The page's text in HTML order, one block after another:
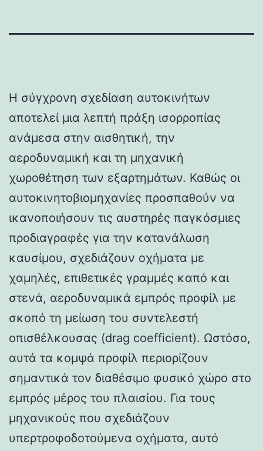
Η σύγχρονη σχεδίαση αυτοκινήτων
αποτελεί μια λεπτή πράξη ισορροπίας
ανάμεσα στην αισθητική, την
αεροδυναμική και τη μηχανική
χωροθέτηση των εξαρτημάτων. Καθώς οι
αυτοκινητοβιομηχανίες προσπαθούν να
ικανοποιήσουν τις αυστηρές παγκόσμιες
προδιαγραφές για την κατανάλωση
καυσίμου, σχεδιάζουν οχήματα με
χαμηλές, επιθετικές γραμμές καπό και
στενά, αεροδυναμικά εμπρός προφίλ με
σκοπό τη μείωση του συντελεστή
οπισθέλκουσας (drag coefficient). Ωστόσο,
αυτά τα κομψά προφίλ περιορίζουν
σημαντικά τον διαθέσιμο φυσικό χώρο στο
εμπρός μέρος του πλαισίου. Για τους
μηχανικούς που σχεδιάζουν
υπερτροφοδοτούμενα οχήματα, αυτό